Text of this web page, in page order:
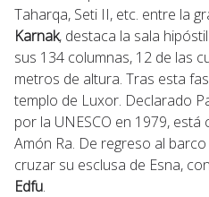
Taharqa, Seti II, etc. entre la
Karnak, destaca la sala
sus 134 columnas, 12 de las
metros de altura. Tras esta
templo de Luxor. Declarado
por la UNESCO en 1979,
Amón Ra. De regreso al
cruzar su esclusa de Esna,
Edfu.